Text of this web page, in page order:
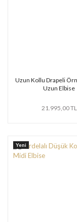
Uzun Kollu Drapeli
Uzun Elbise
21.995,00 TL
Yeni